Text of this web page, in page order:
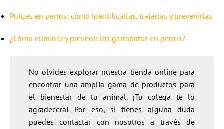
Pulgas en perros: cómo identificarlas, tratarlas y prevenirlas
¿Cómo eliminar y prevenir las garrapatas en perros?
No olvides explorar nuestra tienda online para
encontrar una amplia gama de productos para
el bienestar de tu animal. ¡Tu colega te lo
agradecerá! Por eso, si tienes alguna duda
puedes contactar con nosotros a través de